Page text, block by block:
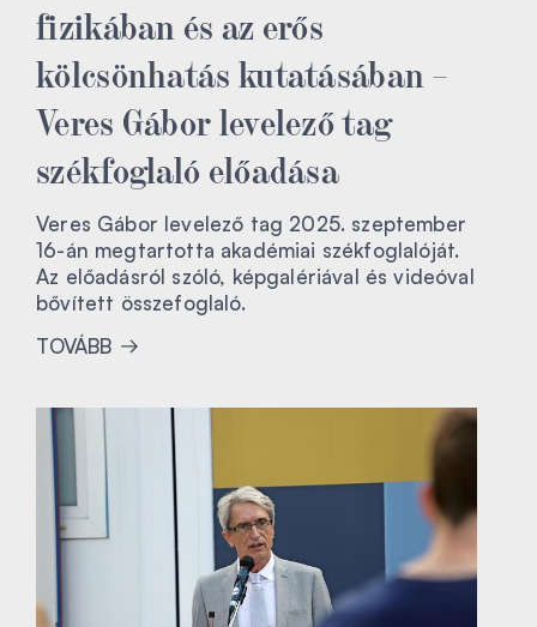
fizikában és az erős
kölcsönhatás kutatásában –
Veres Gábor levelező tag
székfoglaló előadása
Veres Gábor levelező tag 2025. szeptember
16-án megtartotta akadémiai székfoglalóját.
Az előadásról szóló, képgalériával és videóval
bővített összefoglaló.
TOVÁBB